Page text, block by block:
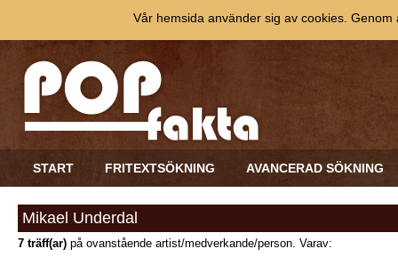
START FRITEXTSÖKNING AVANCERAD SÖKNING
Mikael Underdal
7 träff(ar) på ovanstående artist/medverkande/person. Varav:
Vår hemsida använder sig av cookies.